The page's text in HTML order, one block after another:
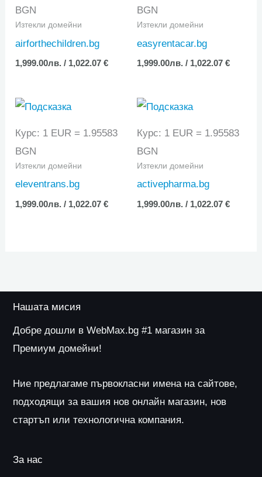
BGN
Изтекли домейни
airforthechildren.bg
1,999.00лв. / 1,022.07 €
BGN
Изтекли домейни
easyrentacar.bg
1,999.00лв. / 1,022.07 €
Курс: 1 EUR = 1.95583
BGN
Изтекли домейни
eleventrans.bg
1,999.00лв. / 1,022.07 €
Курс: 1 EUR = 1.95583
BGN
Изтекли домейни
activepharma.bg
1,999.00лв. / 1,022.07 €
Нашата мисия
Добре дошли в WebMax.bg #1 магазин за
Премиум домейни!
Ние предлагаме първокласни имена на сайтове,
подходящи за вашия нов онлайн магазин, нов
стартъп или технологична компания.
За нас